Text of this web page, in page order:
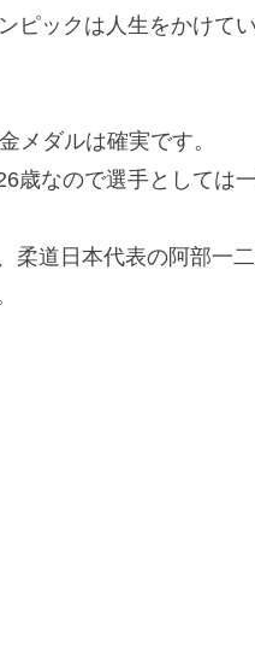
ピックは人生をかけて
メダルは確実です。
歳なので選手としては
柔道日本代表の阿部一